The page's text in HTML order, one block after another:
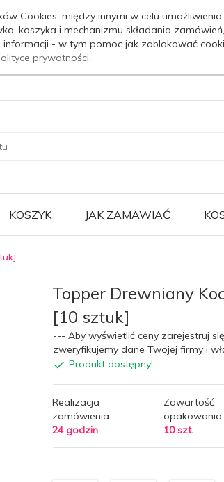
Cookies, między innymi w celu umożliwienia
koszyka i mechanizmu składania zamówień,
- w tym pomoc jak zablokować
prywatności.
KOSZYK JAK ZAMAWIAĆ
Topper Drewniany
[10 sztuk]
--- Aby wyświetlić ceny zarejestruj
zweryfikujemy dane Twojej firmy i
Produkt dostępny!
Realizacja
zamówienia:
24 godzin
Zawartość
opakowania:
10 szt.